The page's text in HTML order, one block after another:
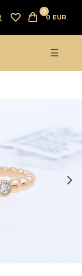
0
0 EUR
☰